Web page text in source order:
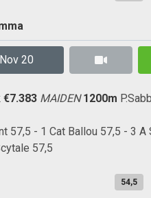
20
€7.383 MAIDEN 1200m
57,5 - 1 Cat Ballou 57,5 - 3 A
57,5
54,5